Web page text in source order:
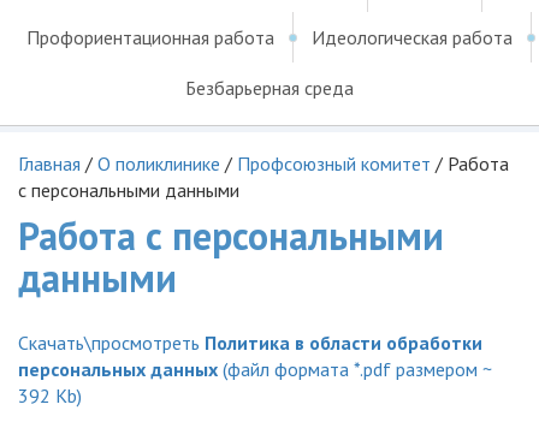
Профориентационная работа Идеологическая работа
Безбарьерная среда
Главная / О поликлинике / Профсоюзный комитет / Работа
с персональными данными
Работа с персональными
данными
Скачать\просмотреть Политика в области обработки
персональных данных (файл формата *.pdf размером ~
392 Kb)